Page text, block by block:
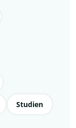
Studien